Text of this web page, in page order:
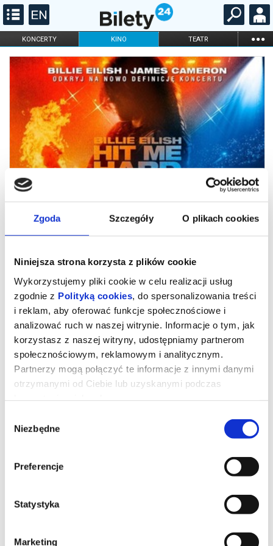
Zgoda Szczegóły O plikach cookies
Niniejsza strona korzysta z plików cookie
Wykorzystujemy pliki cookie w celu realizacji usług
zgodnie z Polityką cookies , do spersonalizowania treści
i reklam, aby oferować funkcje społecznościowe i
analizować ruch w naszej witrynie. Informacje o tym, jak
korzystasz z naszej witryny, udostępniamy partnerom
społecznościowym, reklamowym i analitycznym.
Partnerzy mogą połączyć te informacje z innymi danymi
otrzymanymi od Ciebie lub uzyskanymi podczas
zgody
Niezbędne
Preferencje
Statystyka
Marketing
KONCERTY KINO TEATR ...
FILHARMONIA OPERA I BALET
STAND-UP
DLA DZIECI
ONLINE KARNETY
Billie Eilish - Hit Me Hard and Soft:
The Tour (w technologii 3D)
Ona odmieniła muzykę, on odmienił kino. Razem na nowo
odkryją, co to znaczy naprawdę przeżyć koncert. Film BILLIE
EILISH - HIT ME HARD AND SOFT: THE TOUR (w technologii 3D)
*******
potwierdzony komunikatem wysyłanym na adres e-mail, podany
podczas zakupu.